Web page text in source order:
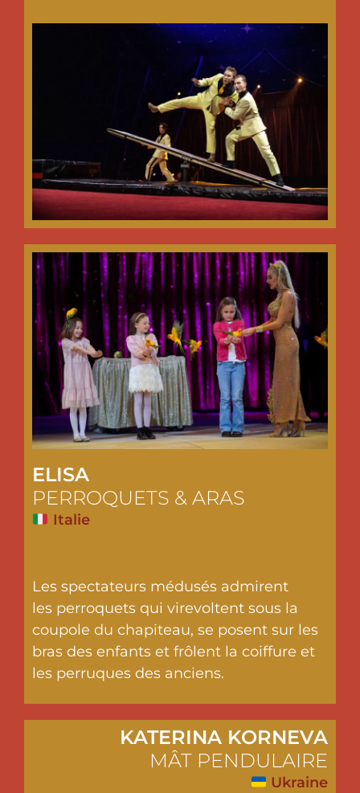
ELISA
PERROQUETS & ARAS
Italie
Les spectateurs médusés admirent
les perroquets qui virevoltent sous la
coupole du chapiteau, se posent sur les
bras des enfants et frôlent la coiffure et
les perruques des anciens.
KATERINA KORNEVA
MÂT PENDULAIRE
Ukraine